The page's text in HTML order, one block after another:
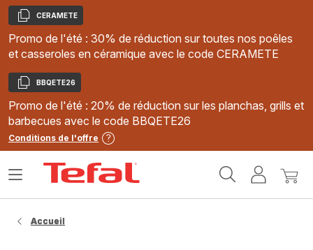
Copier
CERAMETE
Promo de l'été : 30% de réduction sur toutes nos poêles
et casseroles en céramique avec le code CERAMETE
Copier
BBQETE26
Promo de l'été : 20% de réduction sur les planchas, grills et
barbecues avec le code BBQETE26
Conditions de l'offre
MonMon
Ouvrir
Accueil